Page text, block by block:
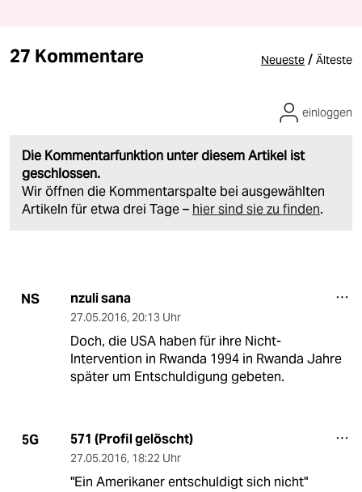
27 Kommentare Neueste / Älteste
Die Kommentarfunktion unter diesem Artikel ist
geschlossen.
Wir öffnen die Kommentarspalte bei ausgewählten
Artikeln für etwa drei Tage – hier sind sie zu finden.
einloggen
NS nzuli sana
27.05.2016, 20:13 Uhr
Doch, die USA haben für ihre Nicht-
Intervention in Rwanda 1994 in Rwanda Jahre
später um Entschuldigung gebeten.
5G 571 (Profil gelöscht)
27.05.2016, 18:22 Uhr
"Ein Amerikaner entschuldigt sich nicht"